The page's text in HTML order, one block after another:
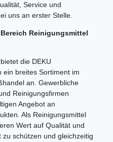
Service und
uns an erster Stelle.
Reinigungsmittel
die DEKU
ein breites Sortiment im
an. Gewerbliche
Reinigungsfirmen
Angebot an
Als Reinigungsmittel
Wert auf Qualität und
schützen und gleichzeitig